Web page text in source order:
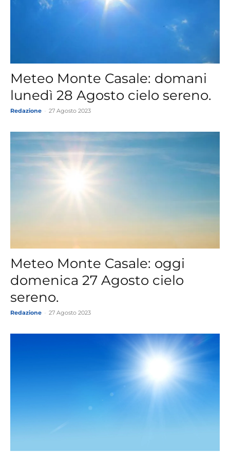
Meteo Monte Casale: domani
lunedì 28 Agosto cielo sereno.
Redazione 27 Agosto 2023
Meteo Monte Casale: oggi
domenica 27 Agosto cielo
sereno.
Redazione 27 Agosto 2023